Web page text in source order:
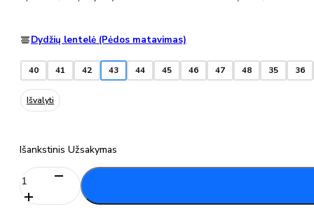
Dydžių lentelė (Pėdos matavimas)
40 41 42 43 44 45 46 47 48 35 36
Išvalyti
Išankstinis Užsakymas
produkto
kiekis:
Darbo